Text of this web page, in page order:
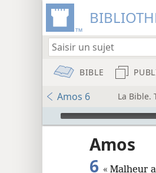
BIBLE
Amos 6 La Bible.
Audio Player
Amos
6 « Malheur